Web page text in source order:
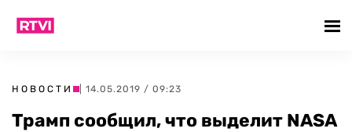
НОВОСТИ | 14.05.2019 / 09:23
Трамп сообщил, что выделит NASA